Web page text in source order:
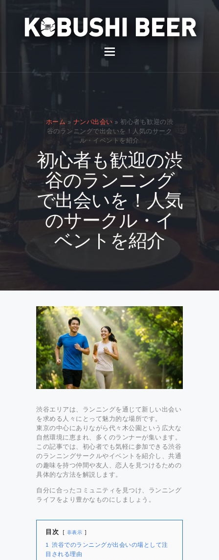
ホーム » ナンパ出会い » 初心者も歓迎の渋
谷のランニングで出会いを！人気のサーク
ル・イベントを紹介
初心者も歓迎の渋
谷のランニング
で出会いを！人気
のサークル・イ
ベントを紹介
スナック
貸切
通販
スタッフ募集
問い合わせ
渋谷エリアは、ランニングを通じて新しい出会い
を求める人々にとって魅力的な場所です。
東京の中心にありながら代々木公園という広大な
自然環境に恵まれ、多くのランナーが集います。
この記事では、初心者でも気軽に参加できる渋谷
のランニングサークルやイベントを紹介し、共通
の趣味を持つ仲間や友人、恋人を見つけるための
具体的な方法を解説します。
自分に合ったコミュニティを見つけ、ランニング
ライフをより豊かなものにしましょう。
目次 非表示
1 渋谷でのランニングが出会いの場として注
目される理由